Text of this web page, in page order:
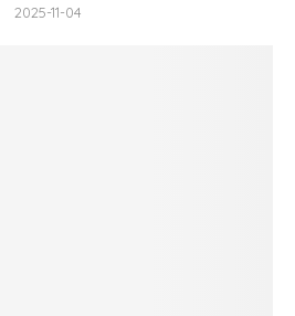
2025-11-04